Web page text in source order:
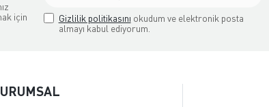
için
Gizlilik politikasını okudum ve elektronik posta
almayı kabul ediyorum.